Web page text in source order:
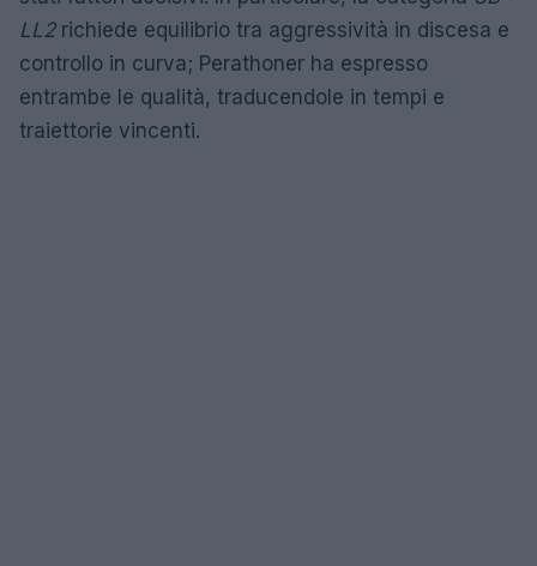
LL2richiede equilibrio tra aggressività in discesa e
controllo in curva; Perathoner ha espresso
entrambe le qualità, traducendole in tempi e
traiettorie vincenti.